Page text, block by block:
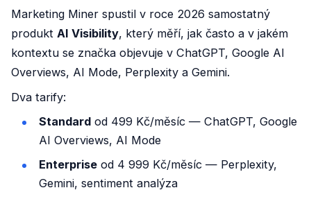
Marketing Miner spustil v roce 2026 samostatný
produkt AI Visibility, který měří, jak často a v jakém
kontextu se značka objevuje v ChatGPT, Google AI
Overviews, AI Mode, Perplexity a Gemini.
Dva tarify:
Standard od 499 Kč/měsíc — ChatGPT, Google
AI Overviews, AI Mode
Enterprise od 4 999 Kč/měsíc — Perplexity,
Gemini, sentiment analýza